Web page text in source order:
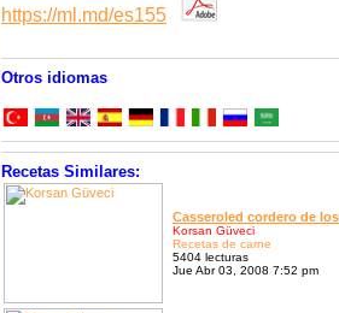
https://ml.md/es155
Otros idiomas
Recetas Similares:
Casseroled cordero de
Korsan Güveci
Recetas de carne
5404 lecturas
Jue Abr 03, 2008 7:52 pm